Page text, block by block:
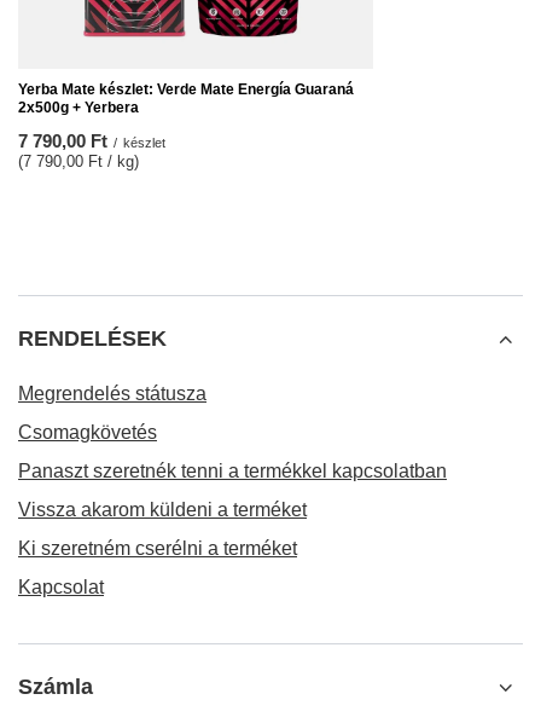
Yerba Mate készlet: Verde Mate Energía Guaraná
2x500g + Yerbera
7 790,00 Ft / készlet
(7 790,00 Ft / kg)
RENDELÉSEK
Megrendelés státusza
Csomagkövetés
Panaszt szeretnék tenni a termékkel kapcsolatban
Vissza akarom küldeni a terméket
Ki szeretném cserélni a terméket
Kapcsolat
Számla